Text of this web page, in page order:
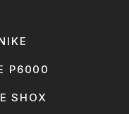
P6000
SHOX